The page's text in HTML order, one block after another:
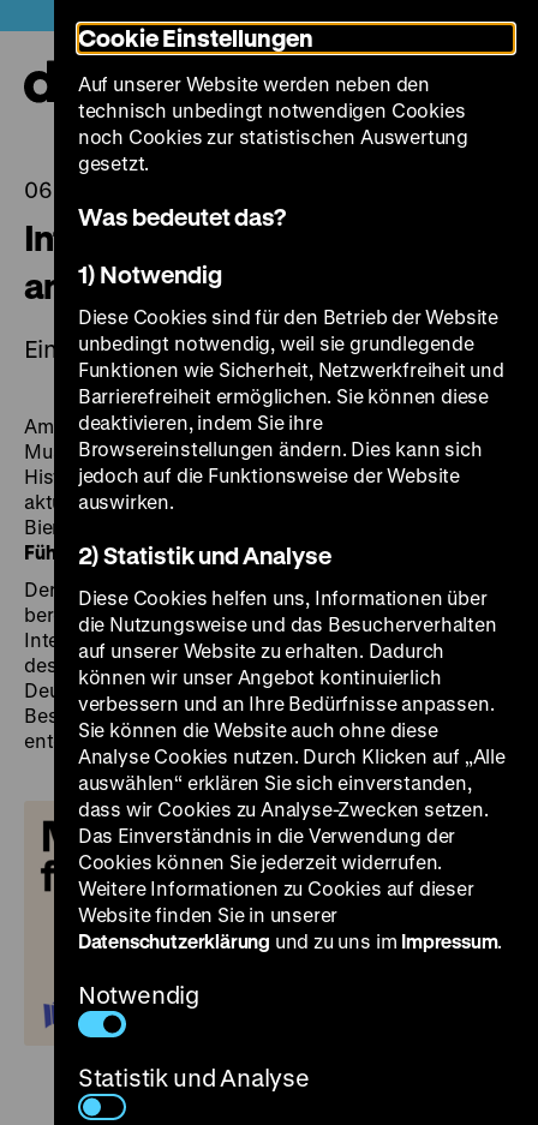
zum
Seiteninhalt
springen
06.05.2024
Internationaler Museumstag
am 19. Mai 2024
Eintritt frei
Am 19. Mai 2024 feiern wir den Internationalen
Museumstag und daher ist der Eintritt in das Deutsche
Historische Museum frei. Entdecken Sie unsere
aktuellenAusstellungen
Biermann” individuell oder mit unserem kostenlosen
Führungsangebot, auch für Kinder und Familien.
Der
Internationale Museumstag
findet im Jahr 2024
bereits zum 47. Mal statt. Er wird jährlich vom
Internationalen Museumsrat ICOM ausgerufen. Ziel
des Museumstages ist es, auf die Museen in
Deutschland und weltweit aufmerksam zu machen und
Besucher*innen einzuladen, die Vielfalt der Museen zu
entdecken.
Cookie Einstellungen
Auf unserer Website werden neben den
technisch unbedingt notwendigen Cookies
noch Cookies zur statistischen Auswertung
gesetzt.
Was bedeutet das?
1) Notwendig
Diese Cookies sind für den Betrieb der Website
unbedingt notwendig, weil sie grundlegende
Funktionen wie Sicherheit, Netzwerkfreiheit und
Barrierefreiheit ermöglichen. Sie können diese
deaktivieren, indem Sie ihre
Browsereinstellungen ändern. Dies kann sich
jedoch auf die Funktionsweise der Website
auswirken.
2) Statistik und Analyse
Diese Cookies helfen uns, Informationen über
die Nutzungsweise und das Besucherverhalten
auf unserer Website zu erhalten. Dadurch
können wir unser Angebot kontinuierlich
verbessern und an Ihre Bedürfnisse anpassen.
Sie können die Website auch ohne diese
Analyse Cookies nutzen. Durch Klicken auf „Alle
auswählen“ erklären Sie sich einverstanden,
dass wir Cookies zu Analyse-Zwecken setzen.
Das Einverständnis in die Verwendung der
Cookies können Sie jederzeit widerrufen.
Weitere Informationen zu Cookies auf dieser
Website finden Sie in unserer
Datenschutzerklärung und zu uns im Impressum.
Notwendig
Statistik und Analyse